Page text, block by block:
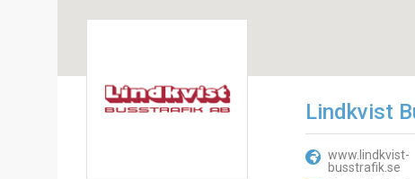
Lindkvist
www.lindkvist-
busstrafik.se